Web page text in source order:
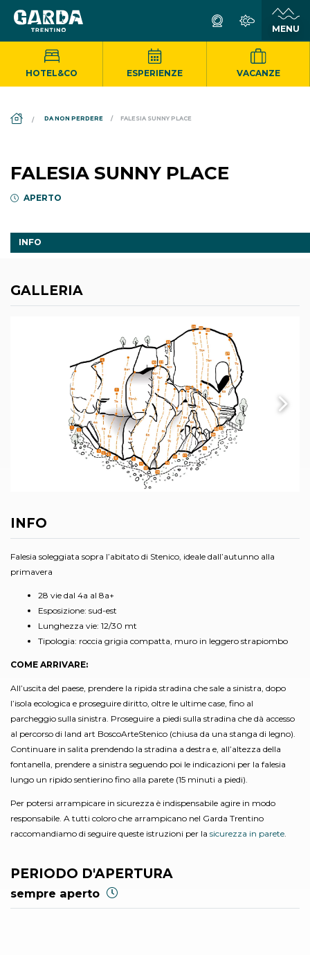
HOTEL&CO ESPERIENZE VACANZE
DA NON PERDERE FALESIA SUNNY PLACE
FALESIA SUNNY PLACE
APERTO
INFO
GALLERIA
INFO
Falesia soleggiata sopra l’abitato di Stenico, ideale dall’autunno alla
primavera
28 vie dal 4a al 8a+
Esposizione: sud-est
Lunghezza vie: 12/30 mt
Tipologia: roccia grigia compatta, muro in leggero strapiombo
COME ARRIVARE:
All’uscita del paese, prendere la ripida stradina che sale a sinistra, dopo
l’isola ecologica e proseguire diritto, oltre le ultime case, fino al
parcheggio sulla sinistra. Proseguire a piedi sulla stradina che dà accesso
al percorso di land art BoscoArteStenico (chiusa da una stanga di legno).
Continuare in salita prendendo la stradina a destra e, all’altezza della
fontanella, prendere a sinistra seguendo poi le indicazioni per la falesia
lungo un ripido sentierino fino alla parete (15 minuti a piedi).
Per potersi arrampicare in sicurezza è indispensabile agire in modo
responsabile. A tutti coloro che arrampicano nel Garda Trentino
raccomandiamo di seguire queste istruzioni per la sicurezza in parete
PERIODO D'APERTURA
sempre aperto